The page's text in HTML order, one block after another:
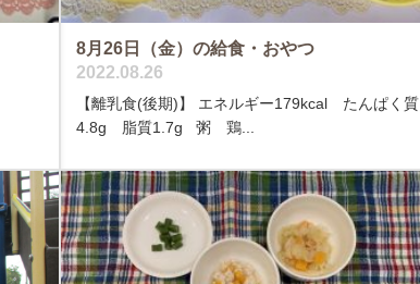
8月26日（金）の給食・おやつ
2022.08.26
【離乳食(後期)】 エネルギー179kcal たんぱく質
4.8g 脂質1.7g 粥 鶏...